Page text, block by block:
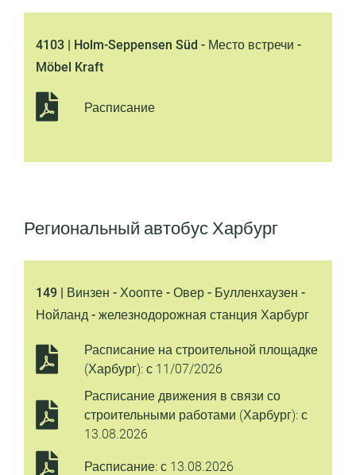
4103 | Holm-Seppensen Süd - Место встречи -
Möbel Kraft
Расписание
Региональный автобус Харбург
149 | Винзен - Хоопте - Овер - Булленхаузен -
Нойланд - железнодорожная станция Харбург
Расписание на строительной площадке
(Харбург): с 11/07/2026
Расписание движения в связи со
строительными работами (Харбург): с
13.08.2026
Расписание: с 13.08.2026